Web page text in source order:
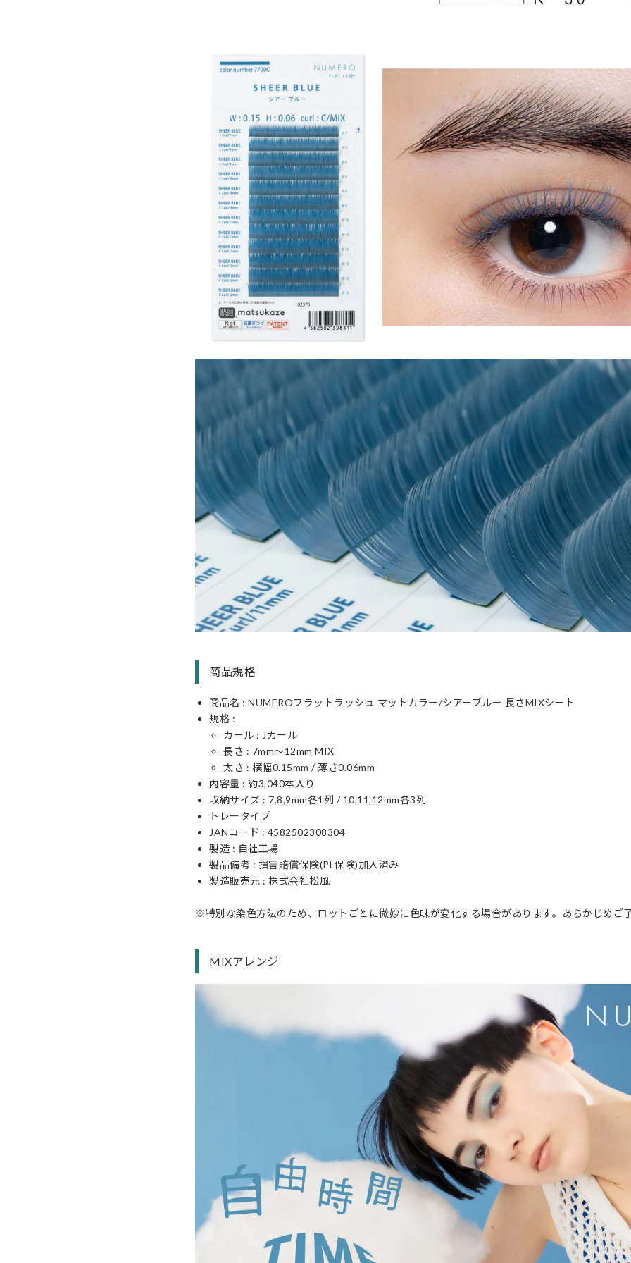
商品規格
商品名 : NUMEROフラットラッシュ マットカラー/シアーブルー 長さMIXシート
規格 :
カール : Jカール
長さ : 7mm〜12mm MIX
太さ : 横幅0.15mm / 薄さ0.06mm
内容量 : 約3,040本入り
収納サイズ : 7,8,9mm各1列 / 10,11,12mm各3列
トレータイプ
JANコード : 4582502308304
製造 : 自社工場
製品備考 : 損害賠償保険(PL保険)加入済み
製造販売元 : 株式会社松風
※特別な染色方法のため、ロットごとに微妙に色味が変化する場合があります。あらかじめご
MIXアレンジ